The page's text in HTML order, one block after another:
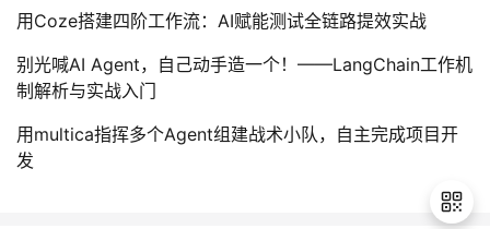
用Coze搭建四阶工作流：AI赋能测试全链路提效实战
别光喊AI Agent，自己动手造一个！——LangChain工作机
制解析与实战入门
用multica指挥多个Agent组建战术小队，自主完成项目开
发